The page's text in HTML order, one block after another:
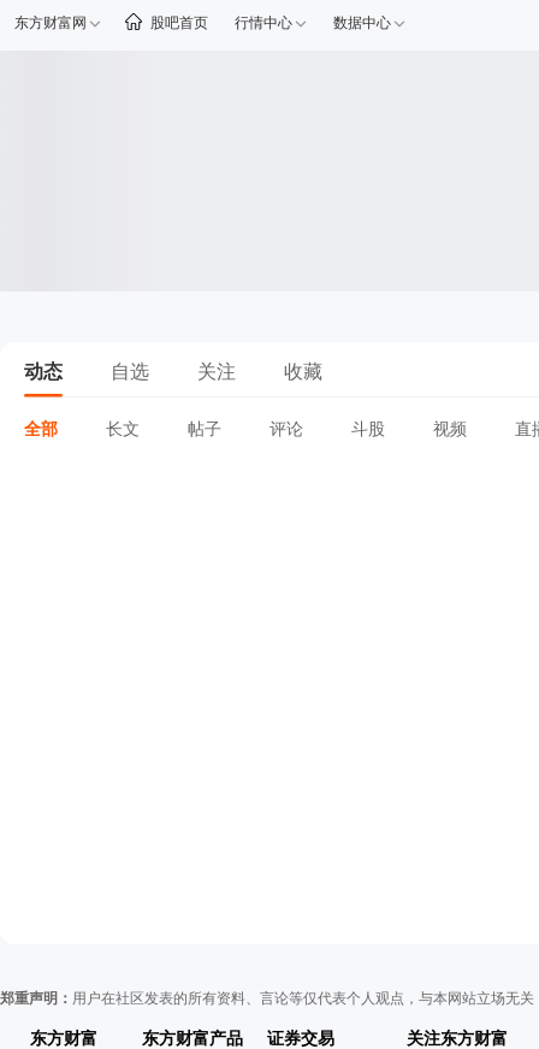
东方财富网 股吧首页 行情中心 数据中心
动态 自选 关注 收藏
全部 长文 帖子 评论 斗股 视频 直
郑重声明： 用户在社区发表的所有资料、言论等仅代表个人观点，与本网站立场无
东方财富 东方财富产品 证券交易 关注东方财富